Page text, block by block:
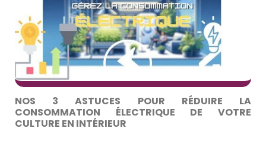
NOS 3 ASTUCES POUR RÉDUIRE LA
CONSOMMATION ÉLECTRIQUE DE VOTRE
CULTURE EN INTÉRIEUR